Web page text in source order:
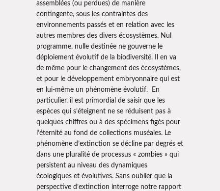
assemblées (ou perdues) de manière
contingente, sous les contraintes des
environnements passés et en relation avec les
autres membres des divers écosystèmes. Nul
programme, nulle destinée ne gouverne le
déploiement évolutif de la biodiversité. Il en va
de même pour le changement des écosystèmes,
et pour le développement embryonnaire qui est
en lui-même un phénomène évolutif. En
particulier, il est primordial de saisir que les
espèces qui s’éteignent ne se réduisent pas à
quelques chiffres ou à des spécimens figés pour
l’éternité au fond de collections muséales. Le
phénomène d’extinction se décline par degrés et
dans une pluralité de processus « zombies » qui
persistent au niveau des dynamiques
écologiques et évolutives. Sans oublier que la
perspective d’extinction interroge notre rapport